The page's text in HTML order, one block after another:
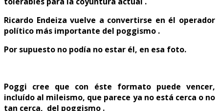
Ricardo Endeiza vuelve a convertirse en él operador
político más importante del poggismo .
Por supuesto no podía no estar él, en esa foto.
Poggi cree que con éste formato puede vencer,
incluído al mileismo, que parece ya no está cerca o no
tan cerca, del poggismo .